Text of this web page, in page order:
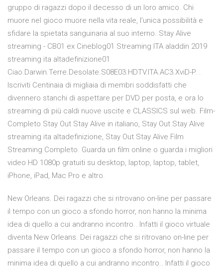
gruppo di ragazzi dopo il decesso di un loro amico. Chi
muore nel gioco muore nella vita reale, l’unica possibilità e
sfidare la spietata sanguinaria al suo interno. Stay Alive
streaming - CB01 ex Cineblog01 Streaming ITA aladdin 2019
streaming ita altadefinizione01
Ciao.Darwin.Terre.Desolate.S08E03.HDTV.ITA.AC3.XviD-P. .
Iscriviti Centinaia di migliaia di membri soddisfatti che
divennero stanchi di aspettare per DVD per posta, e ora lo
streaming di più caldi nuove uscite e CLASSICS sul web. Film-
Completo Stay Out Stay Alive in italiano, Stay Out Stay Alive
streaming ita altadefinizione, Stay Out Stay Alive Film
Streaming Completo. Guarda un film online o guarda i migliori
video HD 1080p gratuiti su desktop, laptop, laptop, tablet,
iPhone, iPad, Mac Pro e altro.
New Orleans. Dei ragazzi che si ritrovano on-line per passare
il tempo con un gioco a sfondo horror, non hanno la minima
idea di quello a cui andranno incontro.. Infatti il gioco virtuale
diventa New Orleans. Dei ragazzi che si ritrovano on-line per
passare il tempo con un gioco a sfondo horror, non hanno la
minima idea di quello a cui andranno incontro.. Infatti il gioco